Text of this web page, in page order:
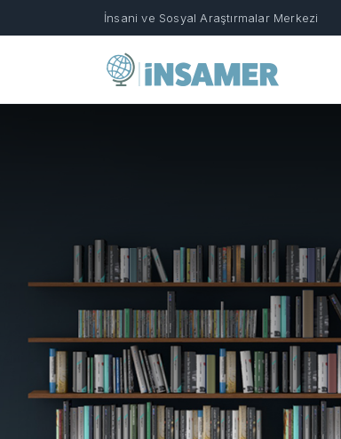
İnsani ve Sosyal Araştırmalar Merkezi